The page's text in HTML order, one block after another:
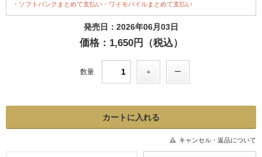
・ソフトバンクまとめて支払い・ワイモバイルまとめて支払い
発売日：2026年06月03日
価格：1,650円（税込）
数量
キャンセル・返品について